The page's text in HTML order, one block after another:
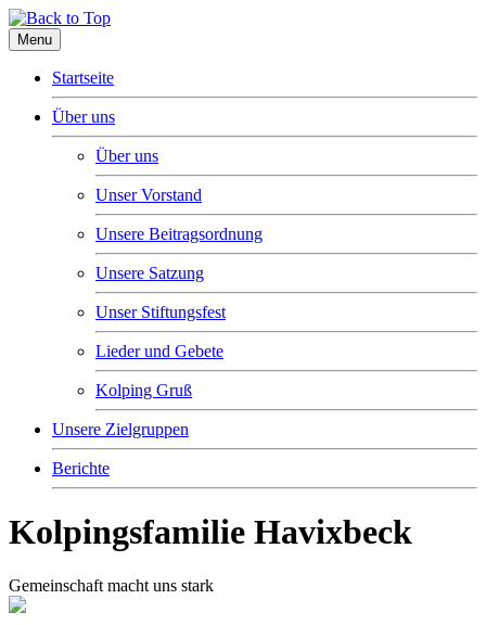
Menu
Startseite
Über uns
Über uns
Unser Vorstand
Unsere Beitragsordnung
Unsere Satzung
Unser Stiftungsfest
Lieder und Gebete
Kolping Gruß
Unsere Zielgruppen
Berichte
Kolpingsfamilie Havixbeck
Gemeinschaft macht uns stark